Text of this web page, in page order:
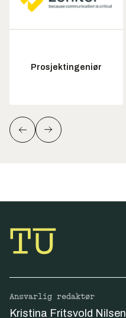
Prosjektingeniør
Ansvarlig redaktør
Kristina Fritsvold Nilsen